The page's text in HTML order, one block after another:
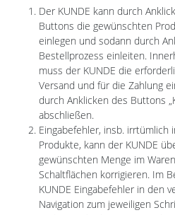
Der KUNDE kann durch
Buttons die gewünschten
einlegen und sodann durch
Bestellprozess einleiten.
muss der KUNDE die
Versand und für die Zahlung
durch Anklicken des Buttons
abschließen.
Eingabefehler, insb. irrtümlich
Produkte, kann der KUNDE
gewünschten Menge im
Schaltflächen korrigieren. Im
KUNDE Eingabefehler in den
Navigation zum jeweiligen